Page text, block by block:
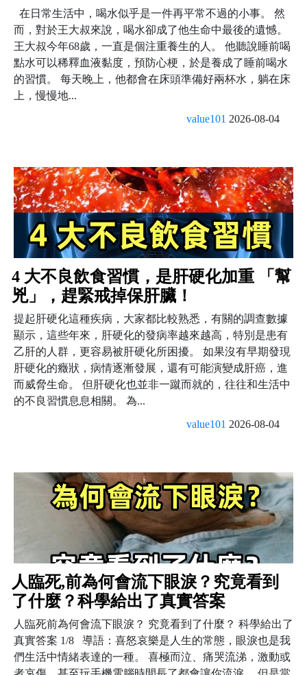
在日常生活中，喝水似乎是一件再平常不過的小事。 然
而，對於王大叔來說，喝水卻成了他生命中最後的遺憾。
王大叔今年68歲，一直是個注重養生的人。 他聽說睡前喝
點水可以稀釋血液黏度，預防心梗，於是養成了睡前喝水
的習慣。 每天晚上，他都會在床頭準備好兩杯水，躺在床
上，慢慢地...
value101 2026-08-04
4 大不良飲食習慣，是肝硬化加重 「幫
兇」，趕緊戒掉保肝臟！
提起肝硬化這種疾病，大家都比較熟悉，有關的調查數據
顯示，這些年來，肝硬化的發病率越來越高，特別是患有
乙肝的人群，更容易被肝硬化所困擾。 如果沒有早期發現
肝硬化的癥狀，病情逐漸發展，還有可能演變成肝癌，進
而威脅生命。 但肝硬化也並非一蹴而就的，往往和生活中
的不良習慣息息相關。 為...
value101 2026-08-04
人臨死,前為何會流下眼淚？究竟看到
了什麼？科學給出了真實答案
人臨死前為何會流下眼淚？ 究竟看到了什麼？ 科學給出了
真實答案 1/8 導語：喜怒哀樂是人生的常態，眼淚也是我
們生活中情緒表達的一種。 喜極而泣、痛哭流涕，激動或